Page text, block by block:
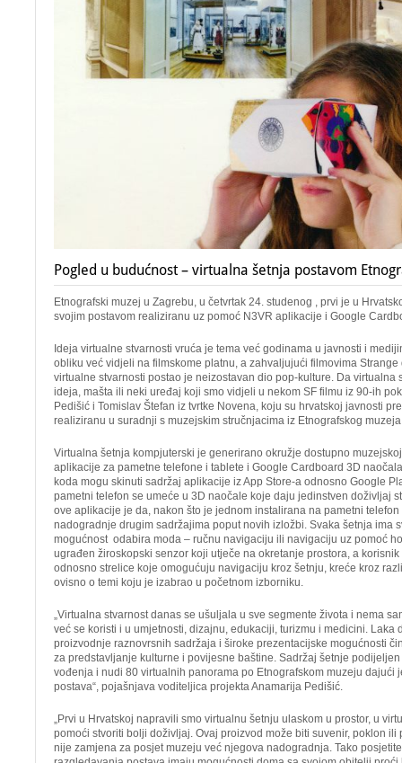
Pogled u budućnost – virtualna šetnja postavom
Etnografski muzej u Zagrebu, u četvrtak 24. studenog , prvi je u
svojim postavom realiziranu uz pomoć N3VR aplikacije i Google
Ideja virtualne stvarnosti vruća je tema već godinama u javnosti i
obliku već vidjeli na filmskome platnu, a zahvaljujući filmovima Strange
virtualne stvarnosti postao je neizostavan dio pop-kulture. Da virtualna
ideja, mašta ili neki uređaj koji smo vidjeli u nekom SF filmu iz 90-ih
Pedišić i Tomislav Štefan iz tvrtke Novena, koju su hrvatskoj javnosti
realiziranu u suradnji s muzejskim stručnjacima iz Etnografskog
Virtualna šetnja kompjuterski je generirano okružje dostupno
aplikacije za pametne telefone i tablete i Google Cardboard 3D
koda mogu skinuti sadržaj aplikacije iz App Store-a odnosno Google
pametni telefon se umeće u 3D naočale koje daju jedinstven doživljaj
ove aplikacije je da, nakon što je jednom instalirana na pametni
nadogradnje drugim sadržajima poput novih izložbi. Svaka šetnja ima
mogućnost odabira moda – ručnu navigaciju ili navigaciju uz pomoć
ugrađen žiroskopski senzor koji utječe na okretanje prostora, a
odnosno strelice koje omogućuju navigaciju kroz šetnju, kreće kroz
ovisno o temi koju je izabrao u početnom izborniku.
„Virtualna stvarnost danas se ušuljala u sve segmente života i nema
već se koristi i u umjetnosti, dizajnu, edukaciji, turizmu i medicini. Laka
proizvodnje raznovrsnih sadržaja i široke prezentacijske mogućnosti
za predstavljanje kulturne i povijesne baštine. Sadržaj šetnje
vođenja i nudi 80 virtualnih panorama po Etnografskom muzeju dajući
postava“, pojašnjava voditeljica projekta Anamarija Pedišić.
„Prvi u Hrvatskoj napravili smo virtualnu šetnju ulaskom u prostor, u
pomoći stvoriti bolji doživljaj. Ovaj proizvod može biti suvenir, poklon
nije zamjena za posjet muzeju već njegova nadogradnja. Tako